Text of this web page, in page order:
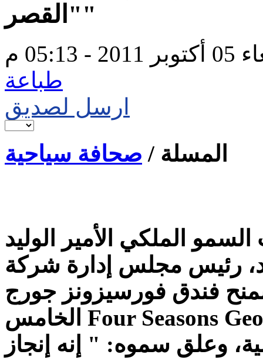
"القصر"
05:13 م
طباعة
ارسل لصديق
المسلة / صحافة سياحية
الملكي الأمير الوليد
رئيس مجلس إدارة شركة
فندق فورسيزونز جورج
الخامس Four Seasons George V في باريس لقب فندق
وعلق سموه: " إنه إنجاز